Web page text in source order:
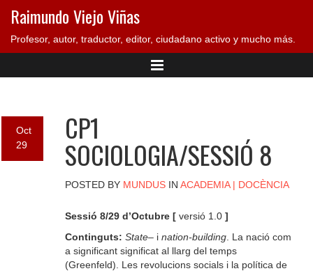
Raimundo Viejo Viñas
Profesor, autor, traductor, editor, ciudadano activo y mucho más.
Oct
29
CP1
SOCIOLOGIA/SESSIÓ 8
POSTED BY MUNDUSIN ACADEMIA| DOCÈNCIA
Sessió 8/29 d’Octubre [ versió 1.0]
Continguts: State– i nation-building. La nació com
a significant significat al llarg del temps
(Greenfeld). Les revolucions socials i la política de